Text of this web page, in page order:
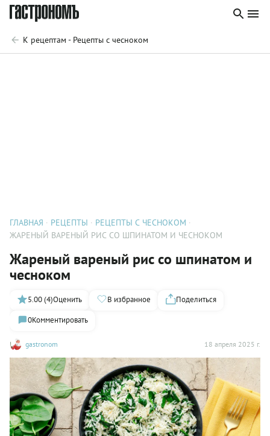
К рецептам - Рецепты с чесноком
ГЛАВНАЯ РЕЦЕПТЫ
РЕЦЕПТЫ С ЧЕСНОКОМ
ЖАРЕНЫЙ ВАРЕНЫЙ РИС СО ШПИНАТОМ И ЧЕСНОКОМ
Жареный вареный рис со шпинатом и
чесноком
gastronom 18 апреля 2025 г.
5.00 (4)Оценить В избранное
Поделиться
0Комментировать